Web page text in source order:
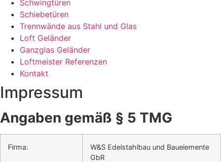
Schwingtüren
Schiebetüren
Trennwände aus Stahl und Glas
Loft Geländer
Ganzglas Geländer
Loftmeister Referenzen
Kontakt
Impressum
Angaben gemäß § 5 TMG
Firma:
W&S Edelstahlbau und Bauelemente
GbR